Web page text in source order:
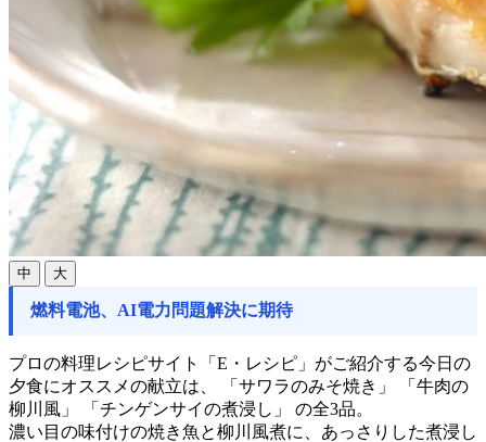
中 大
燃料電池、AI電力問題解決に期待
プロの料理レシピサイト「E・レシピ」がご紹介する今日の
夕食にオススメの献立は、 「サワラのみそ焼き」 「牛肉の
柳川風」 「チンゲンサイの煮浸し」 の全3品。
濃い目の味付けの焼き魚と柳川風煮に、あっさりした煮浸し